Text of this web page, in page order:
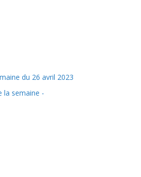
du 26 avril 2023